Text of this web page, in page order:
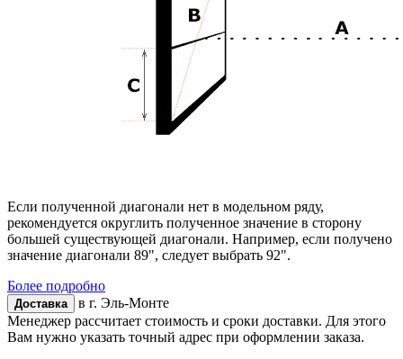
Если полученной диагонали нет в модельном ряду,
рекомендуется округлить полученное значение в сторону
большей существующей диагонали. Например, если получено
значение диагонали 89", следует выбрать 92".
Более подробно
Доставка в г. Эль-Монте
Менеджер рассчитает стоимость и сроки доставки. Для этого
Вам нужно указать точный адрес при оформлении заказа.